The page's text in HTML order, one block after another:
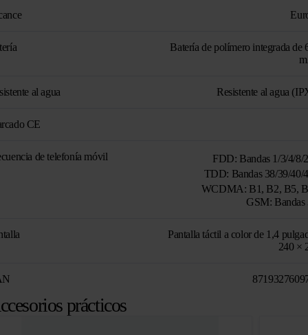
Batería de polímero integrada de
al agua Resistente al agua
CE
de telefonía móvil
FDD: Bandas 1/3/4/
TDD: Bandas 38/39/
WCDMA: B1, B2, B5,
GSM: Bandas
Pantalla táctil a color de 1,4
240 ×
prácticos